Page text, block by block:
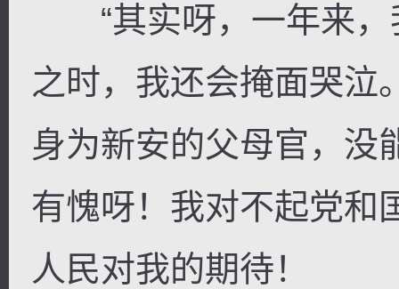
“其实呀，一年来，
之时，我还会掩面哭泣
身为新安的父母官，没
有愧呀！我对不起党和
人民对我的期待！